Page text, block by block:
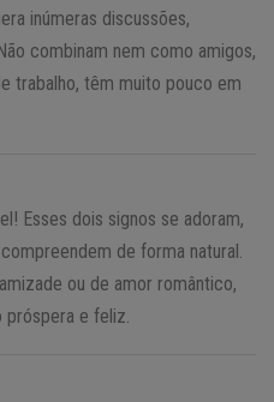
inúmeras discussões,
combinam nem como amigos,
trabalho, têm muito pouco em
Esses dois signos se adoram,
de forma natural.
ou de amor romântico,
próspera e feliz.